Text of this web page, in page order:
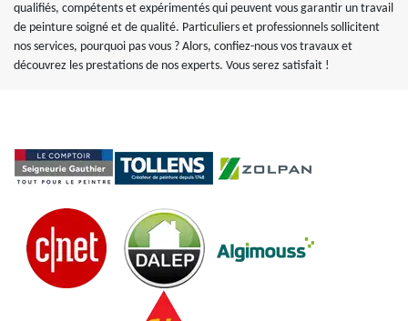
qualifiés, compétents et expérimentés qui peuvent vous garantir un travail
de peinture soigné et de qualité. Particuliers et professionnels sollicitent
nos services, pourquoi pas vous ? Alors, confiez-nous vos travaux et
découvrez les prestations de nos experts. Vous serez satisfait !